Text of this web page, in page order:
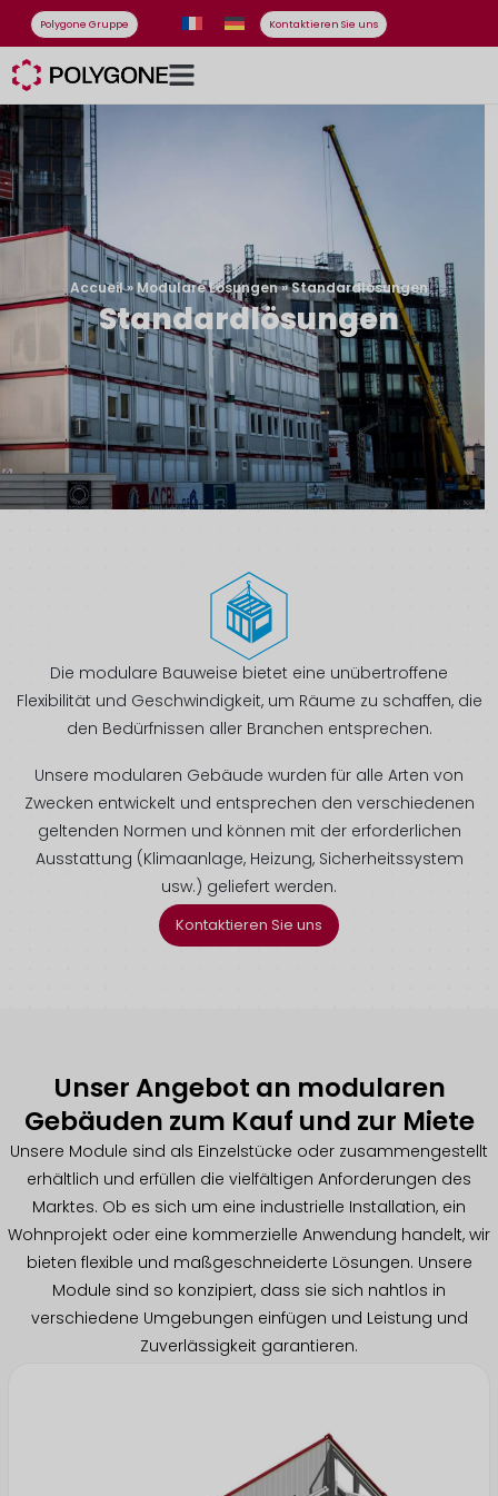
Polygone Gruppe Kontaktieren Sie uns
Accueil» Modulare Lösungen»Standardlösungen
Standardlösungen
Die modulare Bauweise bietet eine unübertroffene
Flexibilität und Geschwindigkeit, um Räume zu schaffen, die
den Bedürfnissen aller Branchen entsprechen.
Unsere modularen Gebäude wurden für alle Arten von
Zwecken entwickelt und entsprechen den verschiedenen
geltenden Normen und können mit der erforderlichen
Ausstattung (Klimaanlage, Heizung, Sicherheitssystem
usw.) geliefert werden.
Kontaktieren Sie uns
Unser Angebot an modularen
Gebäuden zum Kauf und zur Miete
Unsere Module sind als Einzelstücke oder zusammengestellt
erhältlich und erfüllen die vielfältigen Anforderungen des
Marktes. Ob es sich um eine industrielle Installation, ein
Wohnprojekt oder eine kommerzielle Anwendung handelt, wir
bieten flexible und maßgeschneiderte Lösungen. Unsere
Module sind so konzipiert, dass sie sich nahtlos in
verschiedene Umgebungen einfügen und Leistung und
Zuverlässigkeit garantieren.